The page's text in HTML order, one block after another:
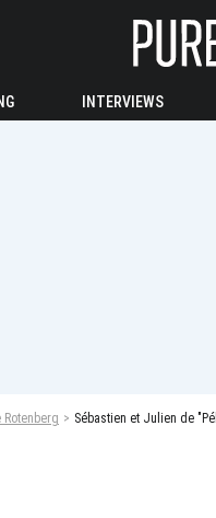
INTERVIEWS
Rotenberg Sébastien et Julien de